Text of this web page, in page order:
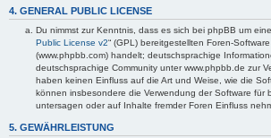
4. GENERAL PUBLIC LICENSE
Du nimmst zur Kenntnis, dass es sich bei phpBB um eine
Public License v2“ (GPL) bereitgestellten Foren-
(www.phpbb.com) handelt; deutschsprachige
deutschsprachige Community unter www.phpbb.de zur
haben keinen Einfluss auf die Art und Weise, wie die
können insbesondere die Verwendung der Software für
untersagen oder auf Inhalte fremder Foren Einfluss
5. GEWÄHRLEISTUNG